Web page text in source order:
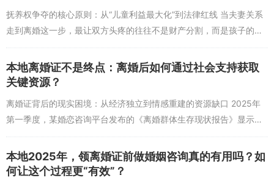
抚养权争夺的核心原则：从“儿童利益最大化”到法律红线 当夫妻关系
走到离婚这一步，最让双方头疼的往往不是财产分割，而是孩子的抚
养权归属。2025年的今天，随着社会观念变化和法律体系完善，“儿
童利益...
本地离婚证不是终点：离婚后如何通过社会支持获取
关键资源？
离婚证背后的现实困境：从经济独立到情感重建的资源缺口 2025年
第一季度，某婚恋咨询平台发布的《离婚群体生存现状报告》显示，
超过62%的受访者表示离婚后3个月内面临明显的经济压力，其中
45%的女性...
本地2025年，领离婚证前做婚姻咨询真的有用吗？如
何让这个过程更“有效”？